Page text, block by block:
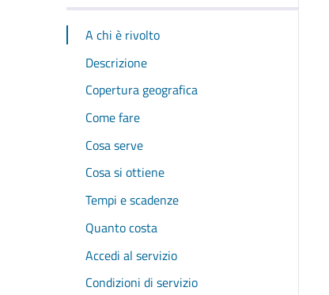
A chi è rivolto
Descrizione
Copertura geografica
Come fare
Cosa serve
Cosa si ottiene
Tempi e scadenze
Quanto costa
Accedi al servizio
Condizioni di servizio